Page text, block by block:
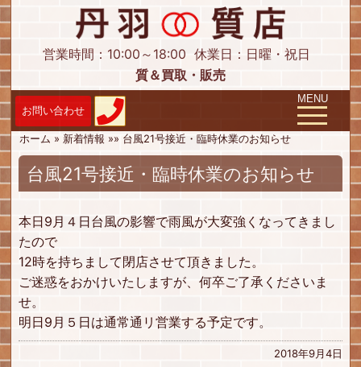
営業時間：10:00～18:00 休業日：日曜・祝日
質＆買取・販売
Toggle
MENU
ホーム » 新着情報 »» 台風21号接近・臨時休業のお知らせ
台風21号接近・臨時休業のお知らせ
本日9月４日台風の影響で雨風が大変強くなってきまし
たので
12時を持ちまして閉店させて頂きました。
ご迷惑をおかけいたしますが、何卒ご了承くださいま
せ。
明日9月５日は通常通リ営業する予定です。
2018年9月4日